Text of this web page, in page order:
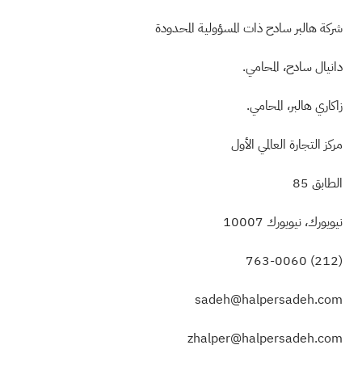
شركة هالبر سادح ذات المسؤولية المحدودة
دانيال سادح، المحامي.
زاكاري هالبر، المحامي.
مركز التجارة العالمي الأول
الطابق 85
نيويورك، نيويورك 10007
(212)
sadeh@halpersadeh.com
zhalper@halpersadeh.com